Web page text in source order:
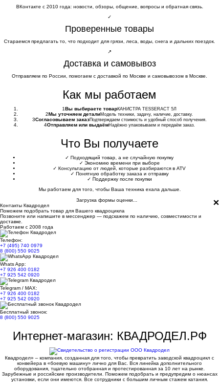
ВКонтакте с 2010 года: новости, обзоры, общение, вопросы и обратная связь.
✓
Проверенные товары
Стараемся предлагать то, что подходит для грязи, леса, воды, снега и дальних поездок.
↗
Доставка и самовывоз
Отправляем по России, помогаем с доставкой по Москве и самовывозом в Москве.
Как мы работаем
1 Вы выбираете товарКАНИСТРА TESSERACT 5Л
2 Мы уточняем деталиМодель техники, задачу, наличие, доставку.
3Согласовываем заказПодтверждаем стоимость и удобный способ получения.
4Отправляем или выдаёмНадёжно упаковываем и передаём заказ.
Что Вы получаете
✓ Подходящий товар, а не случайную покупку
✓ Экономию времени при выборе
✓ Консультацию от людей, которые разбираются в ATV
✓ Понятную обработку заказа и отправку
✓ Поддержку после покупки
Мы работаем для того, чтобы Ваша техника ехала дальше.
×
Загрузка формы оценки...
Контакты Квадродел
Поможем подобрать товар для Вашего квадроцикла
Позвоните или напишите в мессенджер — подскажем по наличию, совместимости и
доставке.
Работаем с 2008 года
Телефон:
+7 (495) 740 0979
8 (800) 550 9025
Whats App:
+7 926 400 0182
+7 925 542 0920
Telegram / MAX:
+7 926 400 0182
+7 925 542 0920
Бесплатный звонок:
8 (800) 550 9025
Интернет-магазин: КВАДРОДЕЛ.РФ
Квадродел» – компания, созданная для того, чтобы превратить заводской квадроцикл с
конвейера в «боевую машину» лично для Вас. Вся линейка дополнительного
оборудования, тщательно отобранная и протестированная за 10 лет на рынке.
Зарубежные и российские производители. Поможем подобрать и предупредим о нюансах
установки, если они имеются. Все сотрудники с большим личным стажем катания.